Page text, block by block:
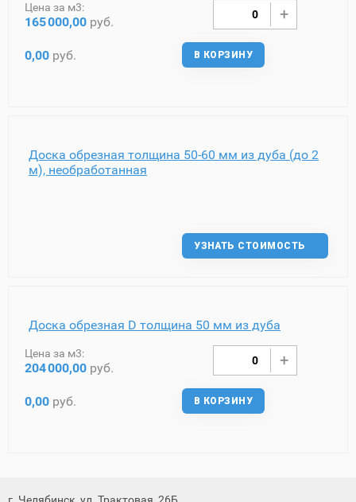
Цена за м3:
165000,00 руб.
0,00 руб. В КОРЗИНУ
Доска обрезная толщина 50-60 мм из дуба (до 2
м), необработанная
УЗНАТЬ СТОИМОСТЬ
Доска обрезная D толщина 50 мм из дуба
Цена за м3:
204000,00 руб.
0,00 руб. В КОРЗИНУ